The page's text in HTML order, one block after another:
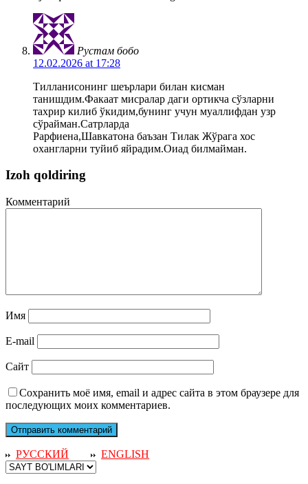
Рустам бобо
12.02.2026 at 17:28
Тилланисонинг шеърлари билан кисман
танишдим.Факаат мисралар даги ортикча сўзларни
тахрир килиб ўкидим,бунинг учун муаллифдан узр
сўрайман.Сатрларда
Рарфиена,Шавкатона баъзан Тилак Жўрага хос
охангларни туйиб яйрадим.Оиад билмайман.
Izoh qoldiring
Комментарий
Имя
E-mail
Сайт
Сохранить моё имя, email и адрес сайта в этом браузере для
последующих моих комментариев.
РУССКИЙ ENGLISH